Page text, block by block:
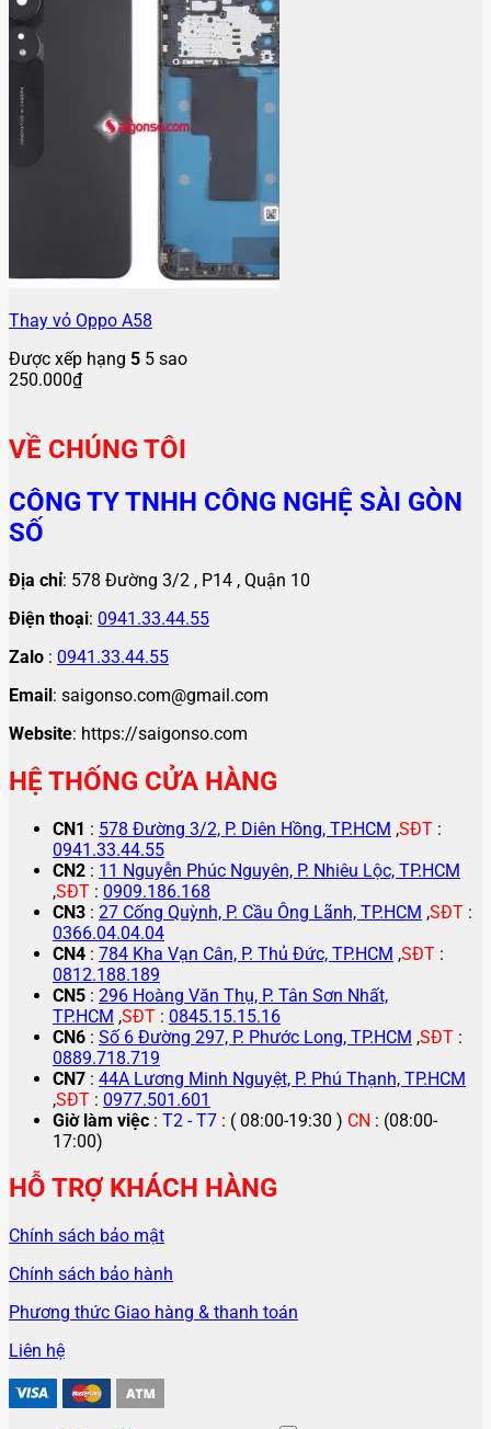
Thay vỏ Oppo A58
Được xếp hạng 5 5 sao
250.000₫
VỀ CHÚNG TÔI
CÔNG TY TNHH CÔNG NGHỆ SÀI GÒN
SỐ
Địa chỉ: 578 Đường 3/2 , P14 , Quận 10
Điện thoại: 0941.33.44.55
Zalo : 0941.33.44.55
Email: saigonso.com@gmail.com
Website: https://saigonso.com
HỆ THỐNG CỬA HÀNG
CN1 : 578 Đường 3/2, P. Diên Hồng, TP.HCM ,SĐT :
0941.33.44.55
CN2 : 11 Nguyễn Phúc Nguyên, P. Nhiêu Lộc, TP.HCM
,SĐT : 0909.186.168
CN3 : 27 Cống Quỳnh, P. Cầu Ông Lãnh, TP.HCM ,SĐT :
0366.04.04.04
CN4 : 784 Kha Vạn Cân, P. Thủ Đức, TP.HCM ,SĐT :
0812.188.189
CN5 : 296 Hoàng Văn Thụ, P. Tân Sơn Nhất,
TP.HCM ,SĐT : 0845.15.15.16
CN6 : Số 6 Đường 297, P. Phước Long, TP.HCM ,SĐT :
0889.718.719
CN7 : 44A Lương Minh Nguyệt, P. Phú Thạnh, TP.HCM
,SĐT : 0977.501.601
Giờ làm việc : T2 - T7 : ( 08:00-19:30 ) CN : (08:00-
17:00)
HỖ TRỢ KHÁCH HÀNG
Chính sách bảo mật
Chính sách bảo hành
Phương thức Giao hàng & thanh toán
Liên hệ